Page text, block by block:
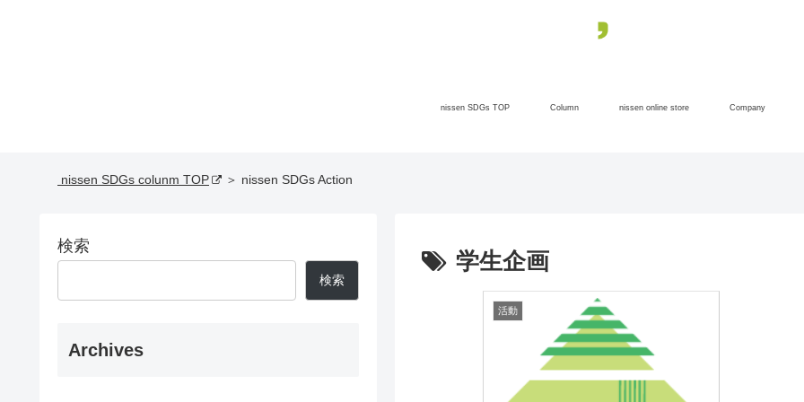
nissen SDGs TOP Column nissen online store Company
nissen SDGs colunm TOP ＞ nissen SDGs Action
学生企画
活動
検索
検索
Archives